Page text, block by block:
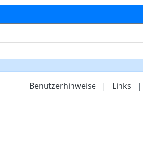
Benutzerhinweise | Links |